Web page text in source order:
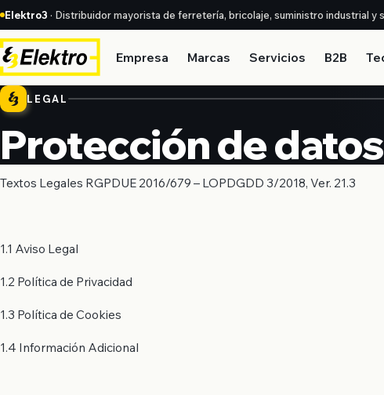
Elektro3 · Distribuidor mayorista de ferretería, bricolaje, suministro industrial y
Empresa Marcas Servicios B2B
LEGAL
Protección de datos
Textos Legales RGPDUE 2016/679 – LOPDGDD 3/2018, Ver. 21.3
1.1 Aviso Legal
1.2 Política de Privacidad
1.3 Política de Cookies
1.4 Información Adicional